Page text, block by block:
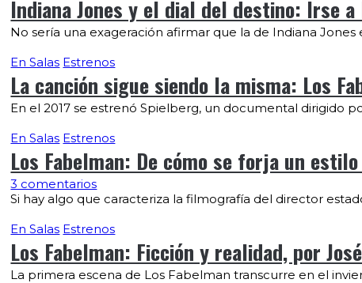
Indiana Jones y el dial del destino: Irse
No sería una exageración afirmar que la de Indiana
En Salas Estrenos
La canción sigue siendo la misma: Los
En el 2017 se estrenó Spielberg, un documental dirigido
En Salas Estrenos
Los Fabelman: De cómo se forja un
3 comentarios
Si hay algo que caracteriza la filmografía del director
En Salas Estrenos
Los Fabelman: Ficción y realidad, por
La primera escena de Los Fabelman transcurre en el